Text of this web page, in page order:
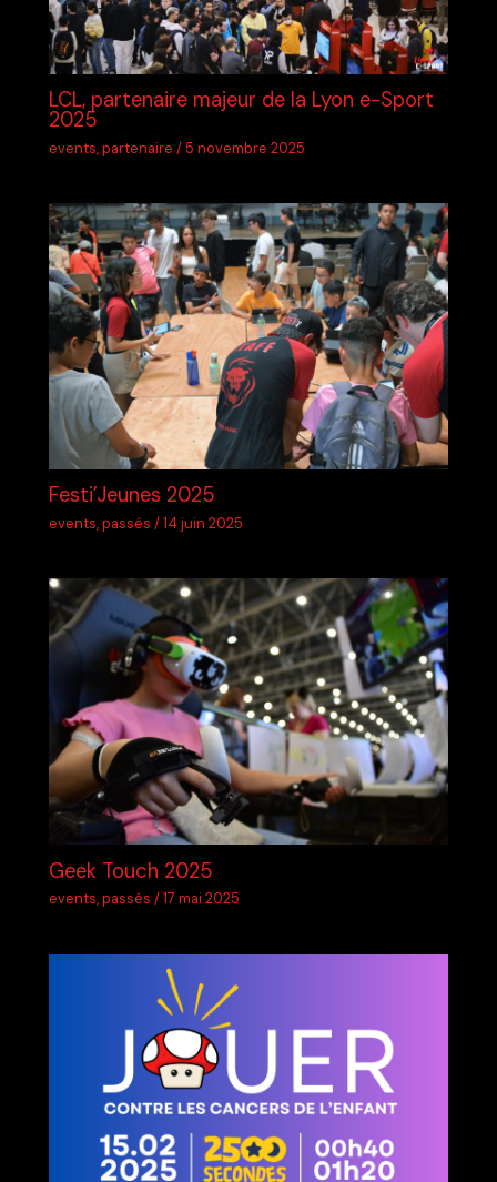
LCL, partenaire majeur de la Lyon e-Sport
2025
events,partenaire /5 novembre 2025
Festi’Jeunes 2025
events,passés /14 juin 2025
Geek Touch 2025
events,passés /17 mai 2025